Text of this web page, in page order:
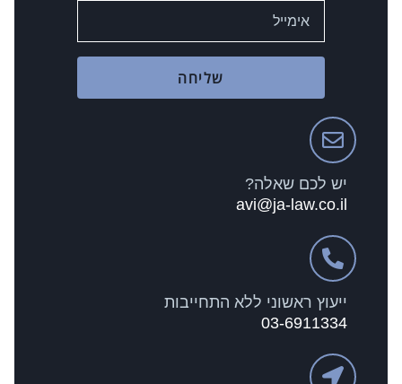
שליחה
יש לכם שאלה?
avi@ja-law.co.il
ייעוץ ראשוני ללא התחייבות
03-6911334